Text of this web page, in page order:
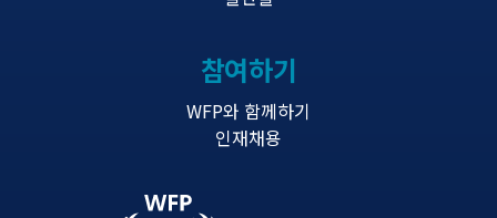
참여하기
WFP와 함께하기
인재채용